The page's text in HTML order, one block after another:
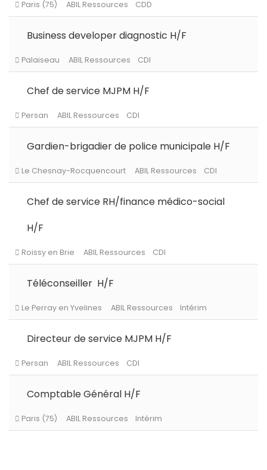
Levallois-Perret ABIL Ressources
Paris (75) ABIL Ressources CDD
Business developer diagnostic H/F
Chef de service MJPM H/F
ABIL Ressources
Gardien-brigadier de police municipale H/F
Le Chesnay-Rocquencourt ABIL Ressources
Chef de service RH/finance médico-social
H/F
Téléconseiller H/F
Directeur de service MJPM H/F
Comptable Général H/F